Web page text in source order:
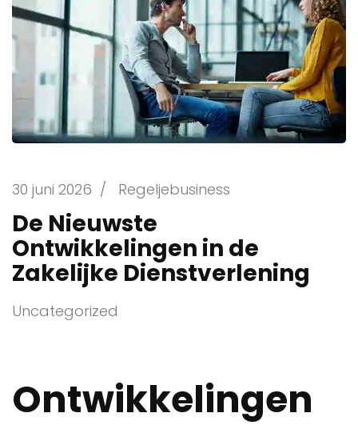
30 juni 2026 / Regeljebusiness
De Nieuwste
Ontwikkelingen in de
Zakelijke Dienstverlening
Uncategorized
Ontwikkelingen